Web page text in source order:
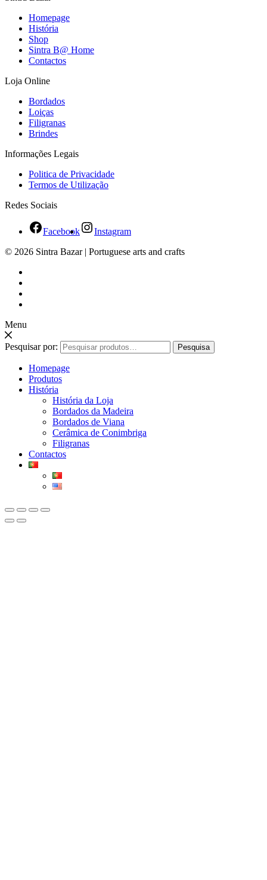
Homepage
História
Shop
Sintra B@ Home
Contactos
Loja Online
Bordados
Loiças
Filigranas
Brindes
Informações Legais
Politica de Privacidade
Termos de Utilização
Redes Sociais
Facebook
Instagram
© 2026 Sintra Bazar | Portuguese arts and crafts
Menu
Pesquisar por: Pesquisa
Homepage
Produtos
História
História da Loja
Bordados da Madeira
Bordados de Viana
Cerâmica de Conimbriga
Filigranas
Contactos